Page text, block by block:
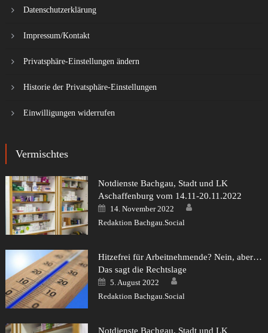
Datenschutzerklärung
Impressum/Kontakt
Privatsphäre-Einstellungen ändern
Historie der Privatsphäre-Einstellungen
Einwilligungen widerrufen
Vermischtes
Notdienste Bachgau, Stadt und LK
Aschaffenburg vom 14.11-20.11.2022
Posted
on
14. November 2022
Redaktion Bachgau.Social
Hitzefrei für Arbeitnehmende? Nein, aber…
Das sagt die Rechtslage
Posted
on
5. August 2022
Redaktion Bachgau.Social
Notdienste Bachgau, Stadt und LK